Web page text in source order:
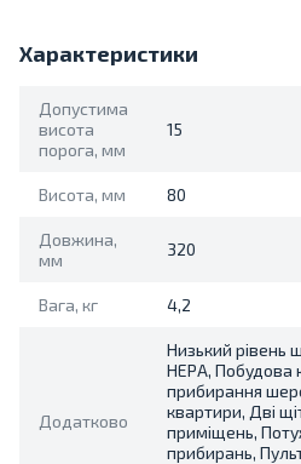
Характеристики
Допустима
висота
порога, мм
15
Висота, мм 80
Довжина,
мм
320
Вага, кг 4,2
Додатково
Низький рівень
HEPA, Побудова
прибирання
квартири, Дві
приміщень,
прибирань,